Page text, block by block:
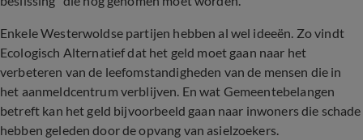
Enkele Westerwoldse partijen hebben al wel ideeën. Zo vindt
Ecologisch Alternatief dat het geld moet gaan naar het
verbeteren van de leefomstandigheden van de mensen die in
het aanmeldcentrum verblijven. En wat Gemeentebelangen
betreft kan het geld bijvoorbeeld gaan naar inwoners die schade
hebben geleden door de opvang van asielzoekers.